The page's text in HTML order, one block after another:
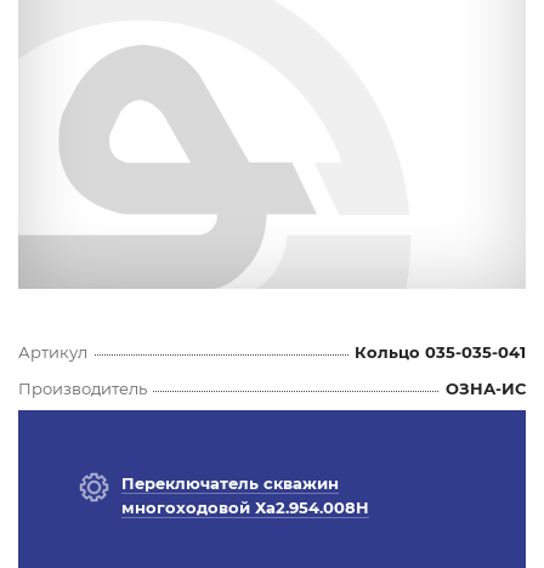
Артикул
Кольцо 035-035-041
Производитель
ОЗНА-ИС
Переключатель скважин
многоходовой Ха2.954.008Н